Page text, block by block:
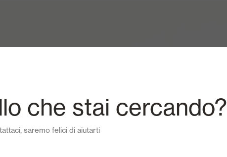
che stai cercando?
saremo felici di aiutarti